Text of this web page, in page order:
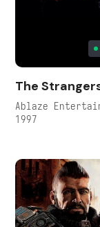
The
Ablaze
1997